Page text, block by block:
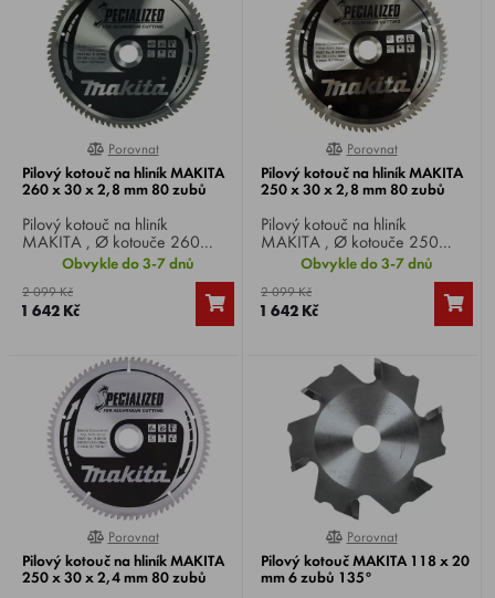
0%
Porovnat
Pilový kotouč na hliník MAKITA
260 x 30 x 2,8 mm 80 zubů
Pilový kotouč na hliník
MAKITA , Ø kotouče 260
mm, Ø vrtání 30 mm, 80 zubů,
tloušťka řezu 2,8 mm, pro
okružní, pokosové a stolní pily.
Obvykle do 3-7 dnů
2 099 Kč
1 642 Kč
0%
Porovnat
Pilový kotouč na hliník MAKITA
250 x 30 x 2,8 mm 80 zubů
Pilový kotouč na hliník
MAKITA , Ø kotouče 250
mm, Ø vrtání 30 mm, 80 zubů,
tloušťka řezu 2,8 mm, pro
okružní, pokosové a stolní pily.
Obvykle do 3-7 dnů
2 099 Kč
1 642 Kč
0%
Porovnat
Pilový kotouč na hliník MAKITA
250 x 30 x 2,4 mm 80 zubů
0%
Porovnat
Pilový kotouč MAKITA 118 x 20
mm 6 zubů 135°